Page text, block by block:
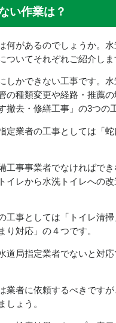
い作業は？
何があるのでしょうか。
いてそれぞれご紹介しま
しかできない工事です。
種類変更や経路・推薦の
撤去・修繕工事」の3つの
定業者の工事としては「
工事事業者でなければで
イレから水洗トイレへの
工事としては「トイレ清
対応」の４つです。
局指定業者でないと対
業者に依頼するべきです
しょう。